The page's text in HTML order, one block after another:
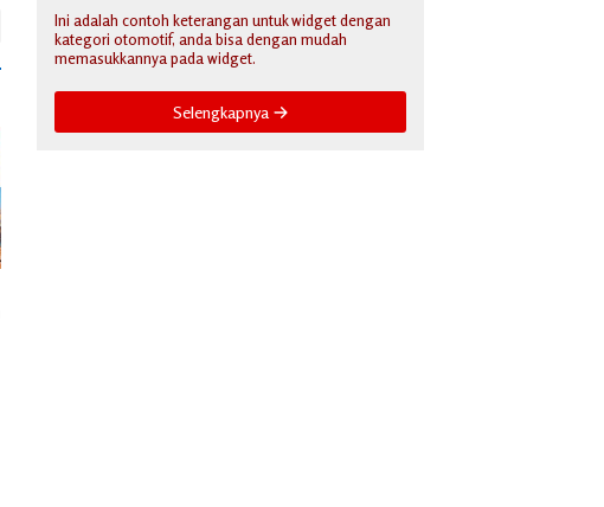
Ini adalah contoh keterangan untuk widget dengan
kategori otomotif, anda bisa dengan mudah
memasukkannya pada widget.
Selengkapnya